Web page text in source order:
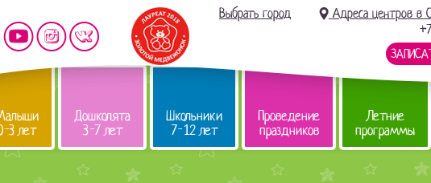
Выбрать город
Адреса центров в
3 лет
Дошколята
3-7 лет
Школьники
7-12 лет
Проведение
праздников
Летние
программы